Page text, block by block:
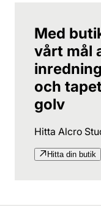
Med
vårt mål
och
golv
Hitta Alcro
Hitta din butik